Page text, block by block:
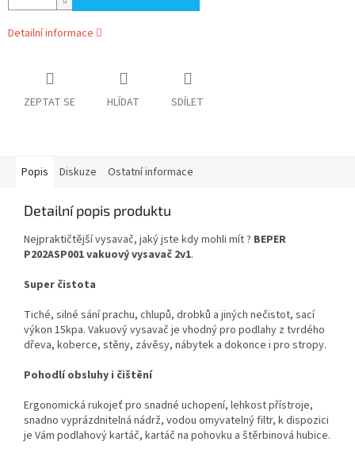
Detailní informace
ZEPTAT SE HLÍDAT SDÍLET
Popis Diskuze Ostatní informace
Detailní popis produktu
Nejpraktičtější vysavač, jaký jste kdy mohli mít ? BEPER
P202ASP001 vakuový vysavač 2v1.
Super čistota
Tiché, silné sání prachu, chlupů, drobků a jiných nečistot, sací
výkon 15kpa. Vakuový vysavač je vhodný pro podlahy z tvrdého
dřeva, koberce, stěny, závěsy, nábytek a dokonce i pro stropy.
Pohodlí obsluhy i čištění
Ergonomická rukojeť pro snadné uchopení, lehkost přístroje,
snadno vyprázdnitelná nádrž, vodou omyvatelný filtr, k dispozici
je Vám podlahový kartáč, kartáč na pohovku a štěrbinová hubice.